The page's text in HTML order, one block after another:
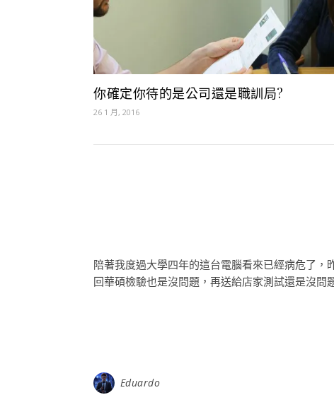
你確定你待的是公司還是職訓局?
26 1 月, 2016
陪著我度過大學四年的這台電腦看來已經病危了
回華碩檢驗也是沒問題，再送給店家測試還是沒問
Eduardo